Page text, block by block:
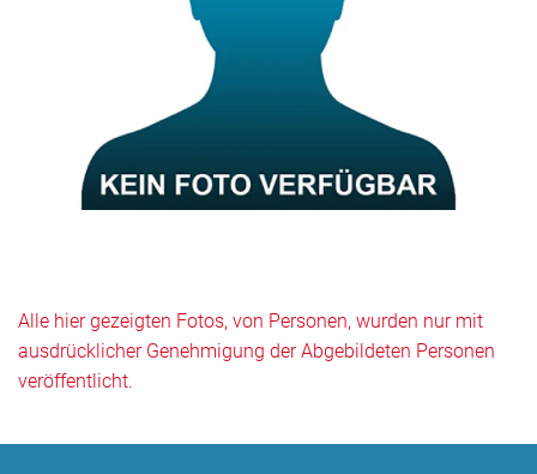
Alle hier gezeigten Fotos, von Personen, wurden nur mit
ausdrücklicher Genehmigung der Abgebildeten Personen
veröffentlicht.